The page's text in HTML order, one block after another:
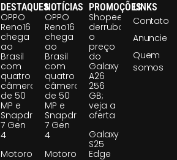
DESTAQUES
OPPO
Reno16
chega
ao
Brasil
com
quatro
câmeras
de 50
MP e
Snapdragon
7 Gen
4
Motorola
NOTÍCIAS
OPPO
Reno16
chega
ao
Brasil
com
quatro
câmeras
de 50
MP e
Snapdragon
7 Gen
4
Motorola
PROMOÇÕES
Shopee
derruba
o
preço
do
Galaxy
A26
256
GB;
veja a
oferta
Galaxy
S25
Edge
LINKS
Contato
Anuncie
Quem
somos